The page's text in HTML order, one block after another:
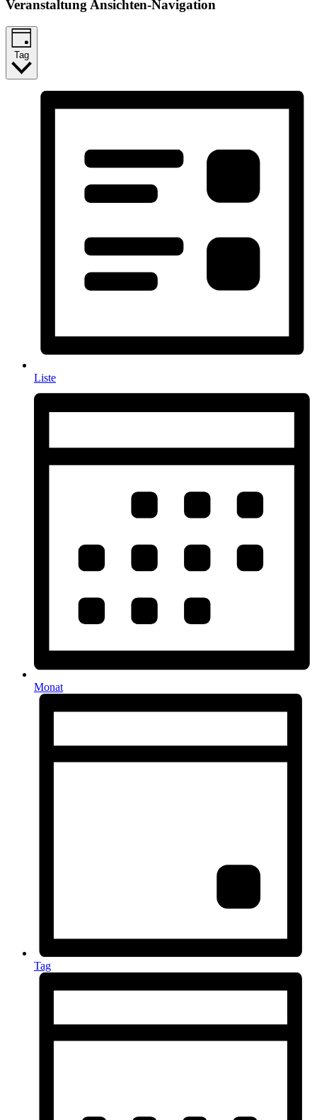
Veranstaltung Ansichten-Navigation
Tag
Liste
Monat
Tag